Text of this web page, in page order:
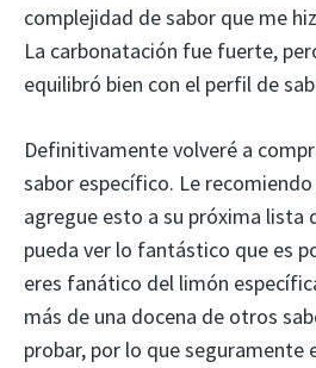
complejidad de sabor que me
La carbonatación fue fuerte,
equilibró bien con el perfil de
Definitivamente volveré a
sabor específico. Le
agregue esto a su próxima lista
pueda ver lo fantástico que es
eres fanático del limón
más de una docena de otros
probar, por lo que seguramente